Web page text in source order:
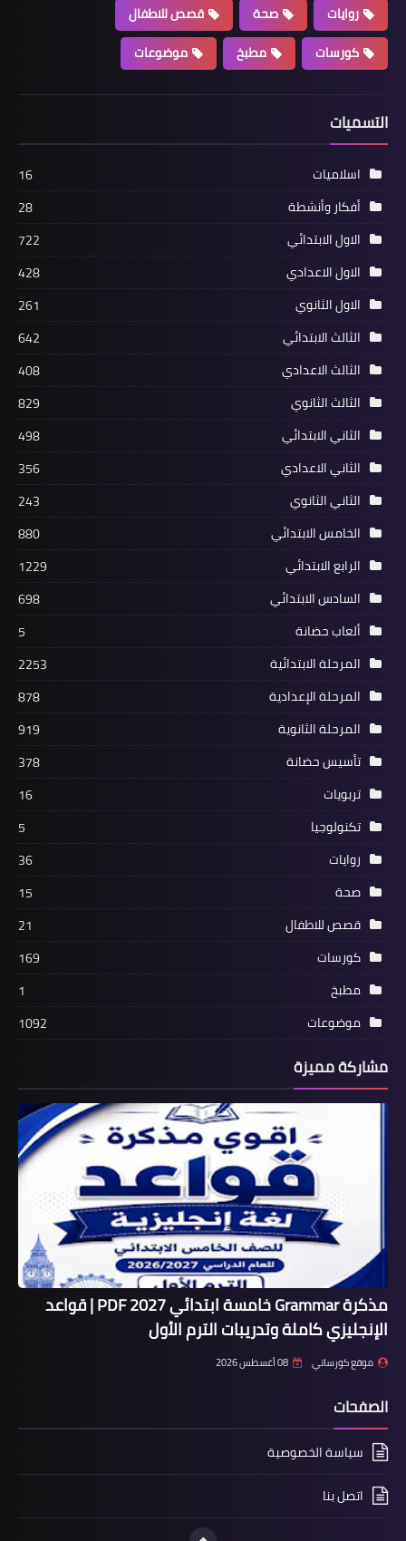
روايات
صحة
قصص للاطفال
كورسات
مطبخ موضوعات
التسميات
اسلاميات
16
أفكار وأنشطة
28
الاول الابتدائي
722
الاول الاعدادي
428
الاول الثانوي
261
الثالث الابتدائي
642
الثالث الاعدادي
408
الثالث الثانوي
829
الثاني الابتدائي
498
الثاني الاعدادي
356
الثاني الثانوي
243
الخامس الابتدائي
880
الرابع الابتدائي
1229
السادس الابتدائي
698
ألعاب حضانة
5
المرحلة الابتدائية
2253
المرحلة الإعدادية
878
المرحلة الثانوية
919
تأسيس حضانة
378
تربويات
16
تكنولوجيا
5
روايات
36
صحة
15
قصص للاطفال
21
كورسات
169
مطبخ
1
موضوعات
1092
مشاركة مميزة
مذكرة Grammar خامسة ابتدائي 2027 PDF | قواعد
الإنجليزي كاملة وتدريبات الترم الأول
موقع كورساتي 08 أغسطس 2026
الصفحات
سياسة الخصوصية
اتصل بنا